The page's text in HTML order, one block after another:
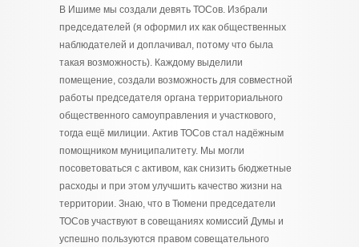
В Ишиме мы создали девять ТОСов. Избрали
председателей (я оформил их как общественных
наблюдателей и доплачивал, потому что была
такая возможность). Каждому выделили
помещение, создали возможность для совместной
работы председателя органа территориального
общественного самоуправления и участкового,
тогда ещё милиции. Актив ТОСов стал надёжным
помощником муниципалитету. Мы могли
посоветоваться с активом, как снизить бюджетные
расходы и при этом улучшить качество жизни на
территории. Знаю, что в Тюмени председатели
ТОСов участвуют в совещаниях комиссий Думы и
успешно пользуются правом совещательного